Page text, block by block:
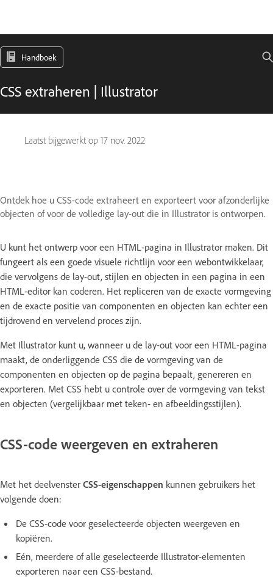
Handboek
CSS extraheren | Illustrator
Laatst bijgewerkt op 17 nov. 2022
Ontdek hoe u CSS-code extraheert en exporteert voor afzonderlijke
objecten of voor de volledige lay-out die in Illustrator is ontworpen.
U kunt het ontwerp voor een HTML-pagina in Illustrator maken. Dit
fungeert als een goede visuele richtlijn voor een webontwikkelaar,
die vervolgens de lay-out, stijlen en objecten in een pagina in een
HTML-editor kan coderen. Het repliceren van de exacte vormgeving
en de exacte positie van componenten en objecten kan echter een
tijdrovend en vervelend proces zijn.
Met Illustrator kunt u, wanneer u de lay-out voor een HTML-pagina
maakt, de onderliggende CSS die de vormgeving van de
componenten en objecten op de pagina bepaalt, genereren en
exporteren. Met CSS hebt u controle over de vormgeving van tekst
en objecten (vergelijkbaar met teken- en afbeeldingsstijlen).
CSS-code weergeven en extraheren
Met het deelvenster CSS-eigenschappen kunnen gebruikers het
volgende doen:
De CSS-code voor geselecteerde objecten weergeven en
kopiëren.
Eén, meerdere of alle geselecteerde Illustrator-elementen
exporteren naar een CSS-bestand.